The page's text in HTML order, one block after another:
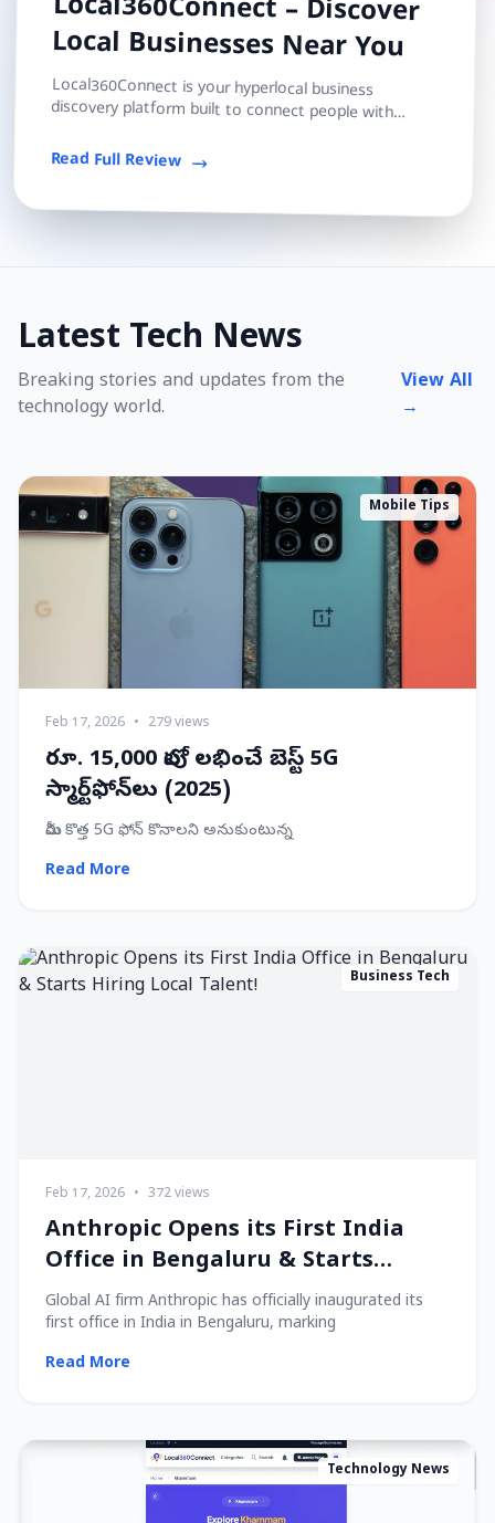
Local360Connect – Discover
Local Businesses Near You
Local360Connect is your hyperlocal business
discovery platform built to connect people with
Read Full Review
Latest Tech News
Breaking stories and updates from the
technology world.
View All
→
Mobile Tips
Feb 17, 2026 • 279 views
రూ. 15,000 లోపు లభించే బెస్ట్ 5G
స్మార్ట్‌ఫోన్‌లు (2025)
మీరు కొత్త 5G ఫోన్ కొనాలని అనుకుంటున్న
Read More
Business Tech
Feb 17, 2026 • 372 views
Anthropic Opens its First India
Office in Bengaluru & Starts
Hiring Local Talent!
Global AI firm Anthropic has officially inaugurated its
first office in India in Bengaluru, marking
Read More
Technology News